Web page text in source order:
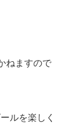
ねますので
ルを楽しく